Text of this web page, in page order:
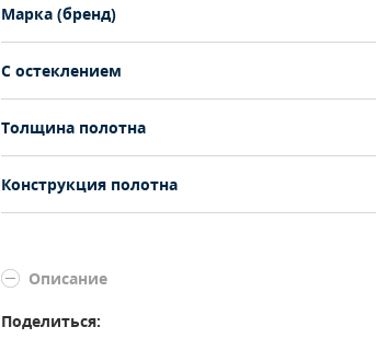
Марка (бренд)
С остеклением
Толщина полотна
Конструкция полотна
Описание
Поделиться: